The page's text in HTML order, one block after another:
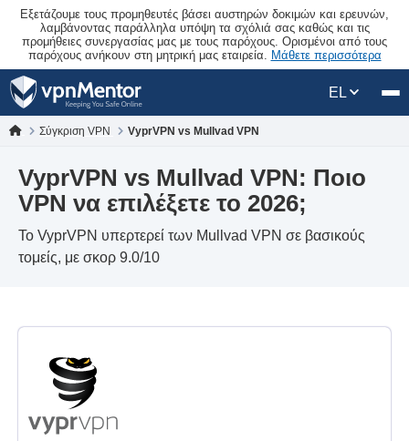
Εξετάζουμε τους προμηθευτές βάσει αυστηρών δοκιμών και ερευνών,
λαμβάνοντας παράλληλα υπόψη τα σχόλιά σας καθώς και τις
προμήθειες συνεργασίας μας με τους παρόχους. Ορισμένοι από τους
παρόχους ανήκουν στη μητρική μας εταιρεία. Μάθετε περισσότερα
EL
Σύγκριση VPN VyprVPN vs Mullvad VPN
VyprVPN vs Mullvad VPN: Ποιο
VPN να επιλέξετε το 2026;
Το VyprVPN υπερτερεί των Mullvad VPN σε βασικούς
τομείς, με σκορ 9.0/10